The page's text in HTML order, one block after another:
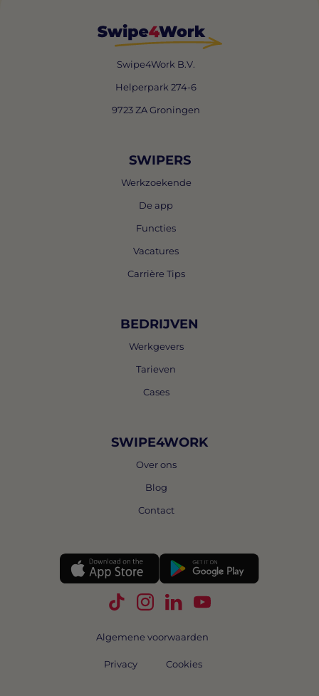
Swipe4Work B.V.
Helperpark 274-6
9723 ZA Groningen
SWIPERS
Werkzoekende
De app
Functies
Vacatures
Carrière Tips
BEDRIJVEN
Werkgevers
Tarieven
Cases
SWIPE4WORK
Over ons
Blog
Contact
Volg Swipe4Work op TikTok
Volg Swipe4Work op
Volg Swipe4Work op
Volg Swipe4Work
Algemene voorwaarden
Privacy Cookies